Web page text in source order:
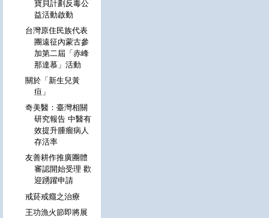
寶貝計劃反毒公
益活動啟動
台灣原住民族代表
團遠征內蒙古參
加第二屆「赤峰
那達慕」活動
關於「新生兒黃
疸」
奇美醫：臺灣相關
研究報告 中醫有
效提升腫瘤病人
存活率
友善耕作推廣團體
審認開始受理 歡
迎踴躍申請
戒菸戒癮之治療
王功漁火節即將展